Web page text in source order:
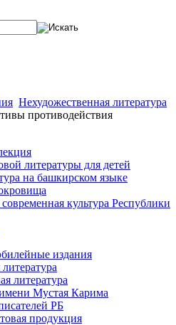
Нехудожественная литература
противодействия
литературы для детей
на башкирском языке
культура Республики
издания
литература
Мустая Карима
РБ
продукция